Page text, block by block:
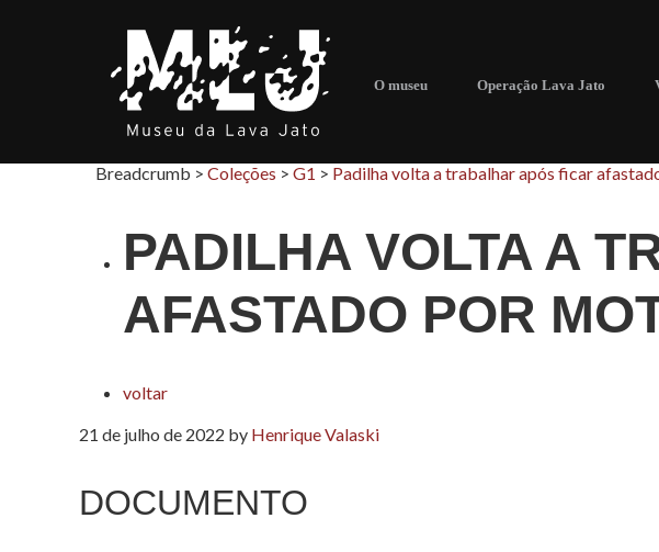
O museu Operação Lava Jato
Breadcrumb > Coleções > G1 > Padilha volta a trabalhar após ficar
PADILHA VOLTA A
AFASTADO POR
voltar
21 de julho de 2022 by Henrique Valaski
DOCUMENTO